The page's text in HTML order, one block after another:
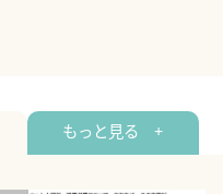
もっと見る +